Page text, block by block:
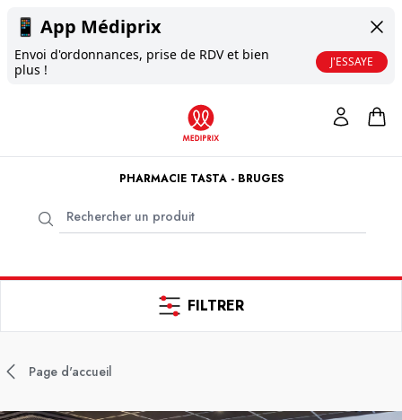
📱 App Médiprix
Envoi d'ordonnances, prise de RDV et bien
plus !
J'ESSAYE
PHARMACIE TASTA - BRUGES
FILTRER
Page d'accueil